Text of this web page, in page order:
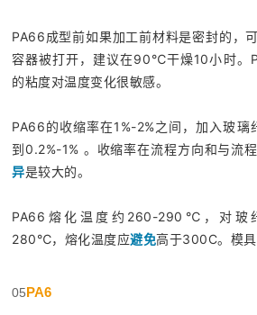
PA66成型前如果加工前材料是密封的，
容器被打开，建议在90℃干燥10小时。
的粘度对温度变化很敏感。
PA66的收缩率在1%-2%之间，加入玻
到0.2%-1% 。收缩率在流程方向和与流
异是较大的。
PA66熔化温度约260-290℃，对玻
280℃，熔化温度应避免高于300C。模
05PA6